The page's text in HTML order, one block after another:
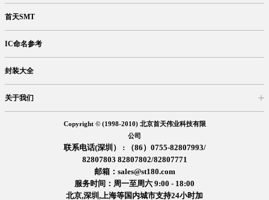
首天SMT
IC命名参考
封装大全
关于我们
Copyright © (1998-2010) 北京首天伟业科技有限
公司
联系电话(深圳） : （86）0755-82807993/
82807803 82807802/82807771
邮箱：sales@st180.com
服务时间：周一至周六 9:00 - 18:00
北京,深圳,上海等国内城市支持24小时加